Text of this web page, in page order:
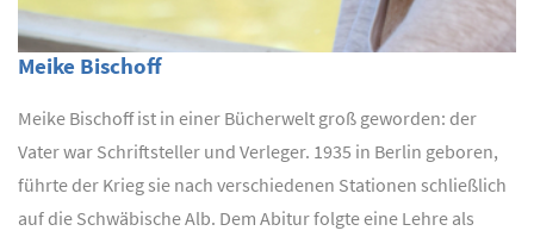
Meike Bischoff
Meike Bischoff ist in einer Bücherwelt groß geworden: der
Vater war Schriftsteller und Verleger. 1935 in Berlin geboren,
führte der Krieg sie nach verschiedenen Stationen schließlich
auf die Schwäbische Alb. Dem Abitur folgte eine Lehre als